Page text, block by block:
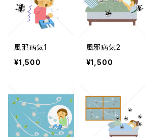
風邪病気1
¥1,500
風邪病気2
¥1,500